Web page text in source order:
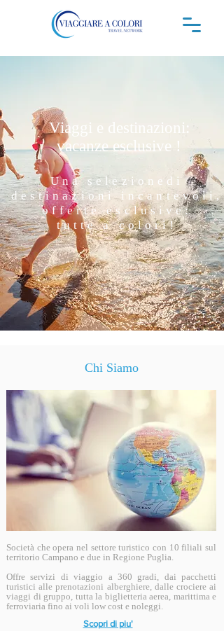
Viaggi e destinazioni:
vacanze esclusive !
Una selezionedi
destinazioni incantevoli,
offerte esclusive:
tutte a colori!
Chi Siamo
Società che opera nel settore turistico con 10 filiali sul
territorio Campano e due in Regione Puglia.
Offre servizi di viaggio a 360 gradi, dai pacchetti
turistici alle prenotazioni alberghiere, dalle crociere ai
viaggi di gruppo, tutta la biglietteria aerea, marittima e
ferroviaria fino ai voli low cost e noleggi.
Scopri di piu'